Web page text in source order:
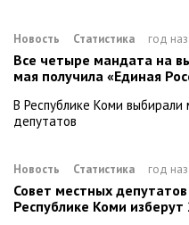
Новость Статистика год
Все четыре мандата на
мая получила «Единая
В Республике Коми выбирали
депутатов
Новость Статистика год
Совет местных депутатов
Республике Коми